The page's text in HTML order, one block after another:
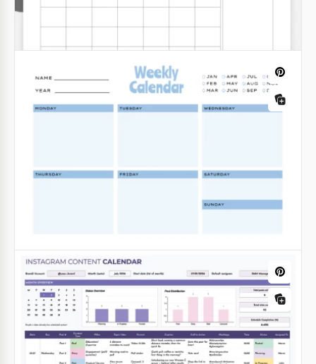
Geburtstagskalendervorlage - für
Familie & Freunde
Google Docs